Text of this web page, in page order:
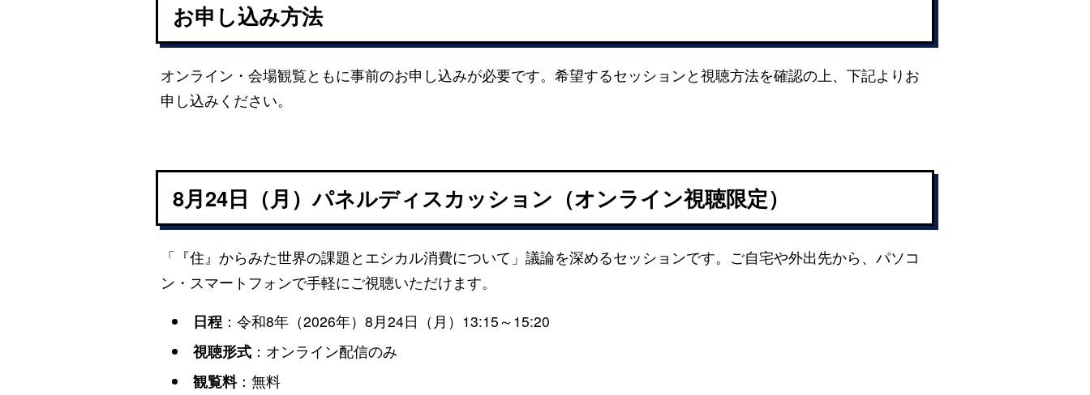
お申し込み方法
オンライン・会場観覧ともに事前のお申し込みが必要です。希望するセッションと視聴方法を確認の上、下記よりお
申し込みください。
8月24日（月）パネルディスカッション（オンライン視聴限定）
「『住』からみた世界の課題とエシカル消費について」議論を深めるセッションです。ご自宅や外出先から、パソコ
ン・スマートフォンで手軽にご視聴いただけます。
日程 ：令和8年（2026年）8月24日（月）13:15～15:20
視聴形式 ：オンライン配信のみ
観覧料：無料